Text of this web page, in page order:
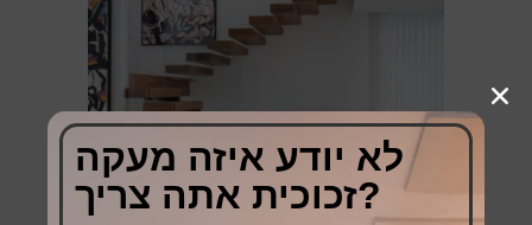
לא יודע איזה מעקה
זכוכית אתה צריך?